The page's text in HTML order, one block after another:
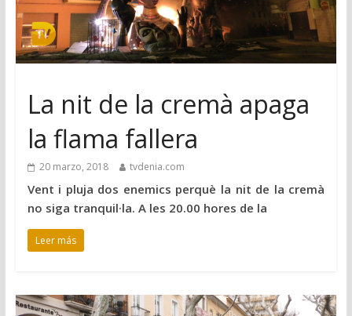
La nit de la cremà apaga
la flama fallera
20 marzo, 2018 tvdenia.com
Vent i pluja dos enemics perquè la nit de la cremà
no siga tranquil·la. A les 20.00 hores de la
Leer más